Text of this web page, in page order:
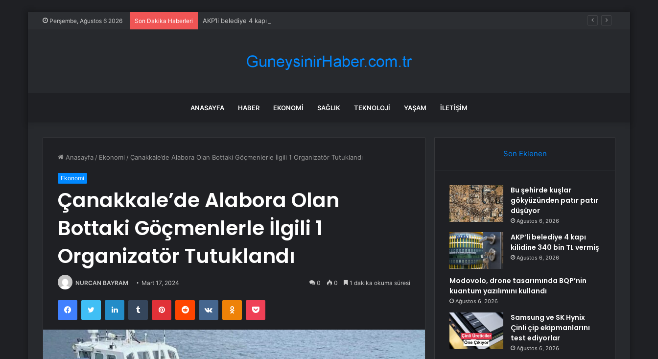
Perşembe, Ağustos 6 2026 Son Dakika Haberleri AKP’li belediye 4 kapı kilidine 340 bin TL vermiş
ANASAYFA HABER EKONOMI SAĞLIK TEKNOLOJI YAŞAM İLETIŞIM
Anasayfa / Ekonomi / Çanakkale’de Alabora Olan Bottaki Göçmenlerle İlgili 1 Organizatör Tutuklandı
Ekonomi
Çanakkale’de Alabora Olan
Bottaki Göçmenlerle İlgili 1
Organizatör Tutuklandı
NURCAN BAYRAM Mart 17, 2024 0 0 1 dakika okuma süresi
FacebookTwitter LinkedInTumblr PinterestReddit VKontakteOdnoklassniki
Pocket
Son Eklenen
Bu şehirde kuşlar
gökyüzünden patır patır
düşüyor
Ağustos 6, 2026
AKP’li belediye 4 kapı
kilidine 340 bin TL vermiş
Ağustos 6, 2026
Modovolo, drone tasarımında BQP’nin
kuantum yazılımını kullandı
Ağustos 6, 2026
Samsung ve SK Hynix
Çinli çip ekipmanlarını
test ediyorlar
Ağustos 6, 2026